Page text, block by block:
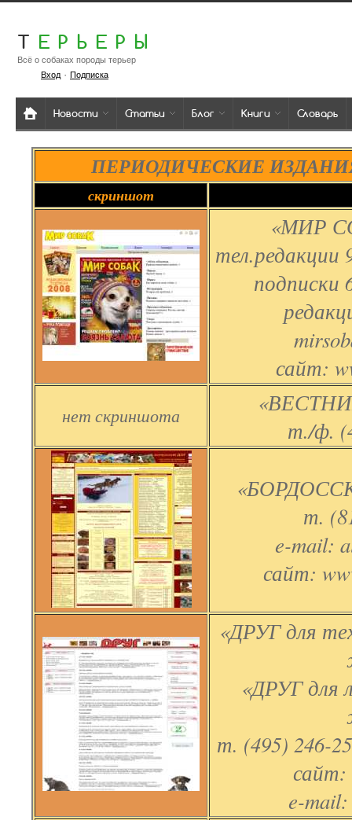
Т ЕРЬЕРЫ
Всё о собаках породы терьер
Вход· Подписка
Новости Статьи Блог Книги Словарь
ПЕРИОДИЧЕСКИЕ
скриншот
«МИР
тел.редакции
подписки
сайт:
нет скриншота
т./ф.
т.
e-mail:
сайт:
«ДРУГ для
«ДРУГ для
т. (495) 246-
сайт:
e-